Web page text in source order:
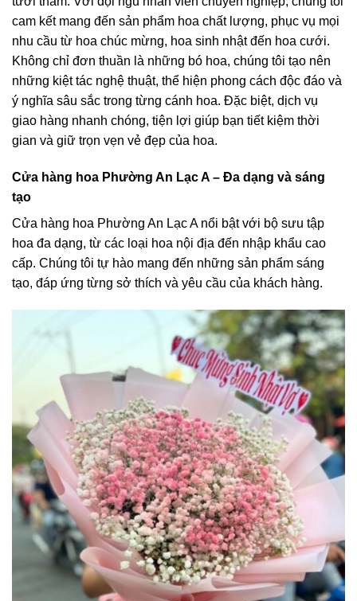
cam kết mang đến sản phẩm hoa chất lượng, phục vụ mọi
nhu cầu từ hoa chúc mừng, hoa sinh nhật đến hoa cưới.
Không chỉ đơn thuần là những bó hoa, chúng tôi tạo nên
những kiệt tác nghệ thuật, thể hiện phong cách độc đáo và
ý nghĩa sâu sắc trong từng cánh hoa. Đặc biệt, dịch vụ
giao hàng nhanh chóng, tiện lợi giúp bạn tiết kiệm thời
gian và giữ trọn vẹn vẻ đẹp của hoa.
Cửa hàng hoa Phường An Lạc A – Đa dạng và sáng
tạo
Cửa hàng hoa Phường An Lạc A nổi bật với bộ sưu tập
hoa đa dạng, từ các loại hoa nội địa đến nhập khẩu cao
cấp. Chúng tôi tự hào mang đến những sản phẩm sáng
tạo, đáp ứng từng sở thích và yêu cầu của khách hàng.